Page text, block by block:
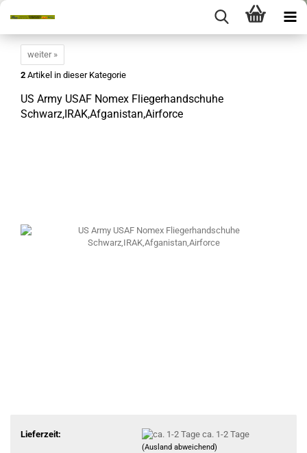
weiter »
2 Artikel in dieser Kategorie
US Army USAF Nomex Fliegerhandschuhe
Schwarz,IRAK,Afganistan,Airforce
Lieferzeit: ca. 1-2 Tage
(Ausland abweichend)